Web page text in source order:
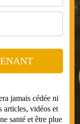
jamais cédée ni
articles, vidéos et
santé et être plue